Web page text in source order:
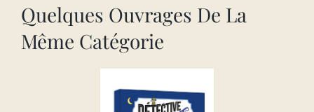
Quelques Ouvrages De La
Même Catégorie